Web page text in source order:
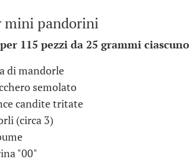
mini pandorini
115 pezzi da 25 grammi ciascuno
di mandorle
semolato
candite tritate
(circa 3)
"00"